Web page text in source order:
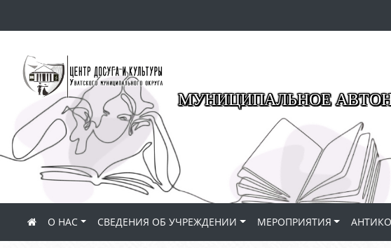
МУНИЦИПАЛЬНОЕ
О НАС СВЕДЕНИЯ ОБ УЧРЕЖДЕНИИ МЕРОПРИЯТИЯ